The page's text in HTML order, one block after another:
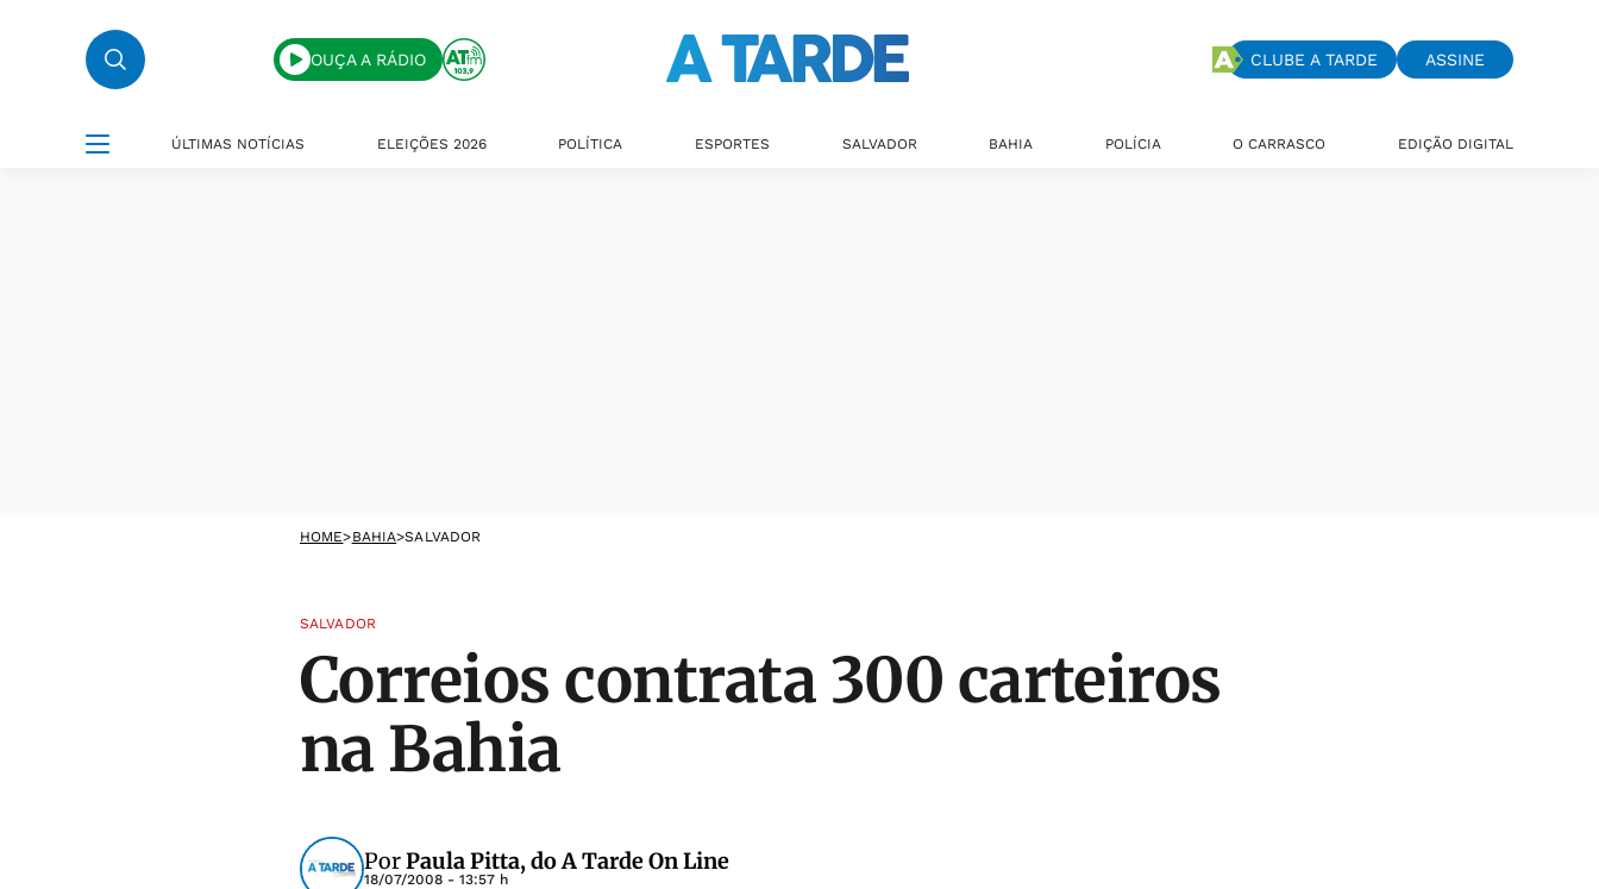
OUÇA A RÁDIO CLUBE A TARDE ASSINE
ÚLTIMAS NOTÍCIAS ELEIÇÕES 2026 POLÍTICA ESPORTES SALVADOR BAHIA POLÍCIA O CARRASCO EDIÇÃO DIGITAL
HOME>BAHIA>SALVADOR
SALVADOR
Correios contrata 300 carteiros
na Bahia
PorPaula Pitta, do A Tarde On Line
18/07/2008 - 13:57 h